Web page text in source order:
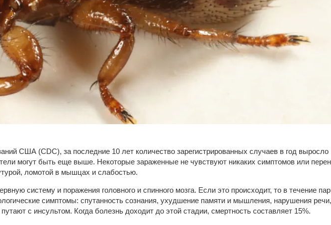
США (CDC), за последние 10 лет количество зарегистрированных случаев в год выросло
могут быть еще выше. Некоторые зараженные не чувствуют никаких симптомов или
ломотой в мышцах и слабостью.
систему и поражения головного и спинного мозга. Если это происходит, то в течение
симптомы: спутанность сознания, ухудшение памяти и мышления, нарушения
с инсультом. Когда болезнь доходит до этой стадии, смертность составляет 15%.